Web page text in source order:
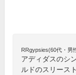
RRgypsies(60代・男
アディダスのシ
ルドのスリース